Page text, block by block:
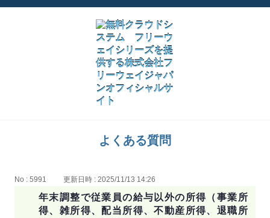
よくある質問
No : 5991 更新日時 : 2025/11/13 14:26
年末調整で従業員の給与以外の所得（事業所
得、雑所得、配当所得、不動産所得、退職所